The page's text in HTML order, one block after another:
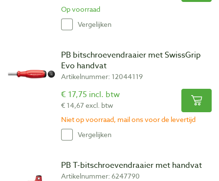
Op voorraad
Vergelijken
PB bitschroevendraaier met SwissGrip
Evo handvat
Artikelnummer: 12044119
€ 17,75 incl. btw
€ 14,67 excl. btw
Niet op voorraad, mail ons voor de levertijd
Vergelijken
PB T-bitschroevendraaier met handvat
Artikelnummer: 6247790